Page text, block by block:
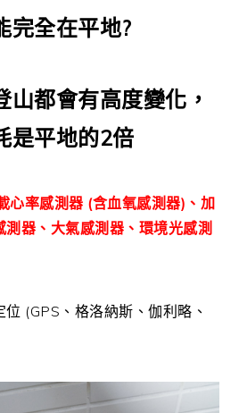
完全在平地?
山都會有高度變化，
是平地的2倍
心率感測器 (含血氧感測器)、加
器、大氣感測器、環境光感測
(GPS、格洛納斯、伽利略、